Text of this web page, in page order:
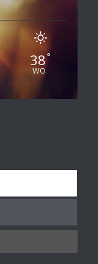
38°
WO